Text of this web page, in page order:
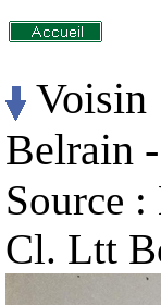
Voisin
Belrain
Source
Cl. Ltt